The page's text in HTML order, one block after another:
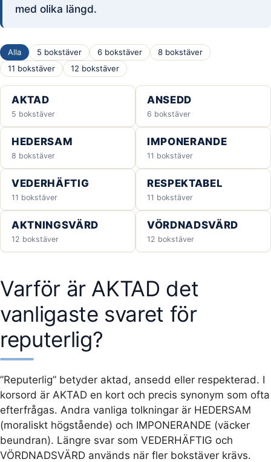
med olika längd.
Alla 5 bokstäver 6 bokstäver
8 bokstäver
11 bokstäver
12 bokstäver
AKTAD
5 bokstäver
ANSEDD
6 bokstäver
HEDERSAM
8 bokstäver
IMPONERANDE
11 bokstäver
VEDERHÄFTIG
11 bokstäver
RESPEKTABEL
11 bokstäver
AKTNINGSVÄRD
12 bokstäver
VÖRDNADSVÄRD
12 bokstäver
Varför är AKTAD det
vanligaste svaret för
reputerlig?
”Reputerlig” betyder aktad, ansedd eller respekterad. I
korsord är AKTAD en kort och precis synonym som ofta
efterfrågas. Andra vanliga tolkningar är HEDERSAM
(moraliskt högstående) och IMPONERANDE (väcker
beundran). Längre svar som VEDERHÄFTIG och
VÖRDNADSVÄRD används när fler bokstäver krävs.